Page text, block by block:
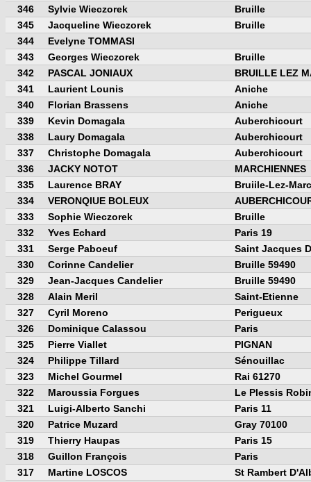
346
Sylvie Wieczorek
Bruille
345
Jacqueline Wieczorek
Bruille
344
Evelyne TOMMASI
343
Georges Wieczorek
Bruille
342
PASCAL JONIAUX
BRUILLE LEZ
341
Laurient Lounis
Aniche
340
Florian Brassens
Aniche
339
Kevin Domagala
Auberchicourt
338
Laury Domagala
Auberchicourt
337
Christophe Domagala
Auberchicourt
336
JACKY NOTOT
MARCHIENNES
335
Laurence BRAY
Bruiile-Lez-
334
VERONQIUE BOLEUX
333
Sophie Wieczorek
Bruille
332
Yves Echard
Paris 19
331
Serge Paboeuf
Saint Jacques
330
Corinne Candelier
Bruille 59490
329
Jean-Jacques Candelier
Bruille 59490
328
Alain Meril
Saint-Etienne
327
Cyril Moreno
Perigueux
326
Dominique Calassou
Paris
325
Pierre Viallet
PIGNAN
324
Philippe Tillard
Sénouillac
323
Michel Gourmel
Rai 61270
322
Maroussia Forgues
Le Plessis
321
Luigi-Alberto Sanchi
Paris 11
320
Patrice Muzard
Gray 70100
319
Thierry Haupas
Paris 15
318
Guillon François
Paris
317
Martine LOSCOS
St Rambert